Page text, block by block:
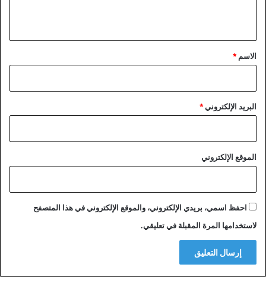
*
الاسم *
البريد الإلكتروني*
الموقع الإلكتروني
احفظ اسمي، بريدي الإلكتروني، والموقع الإلكتروني في هذا المتصفح
لاستخدامها المرة المقبلة في تعليقي.